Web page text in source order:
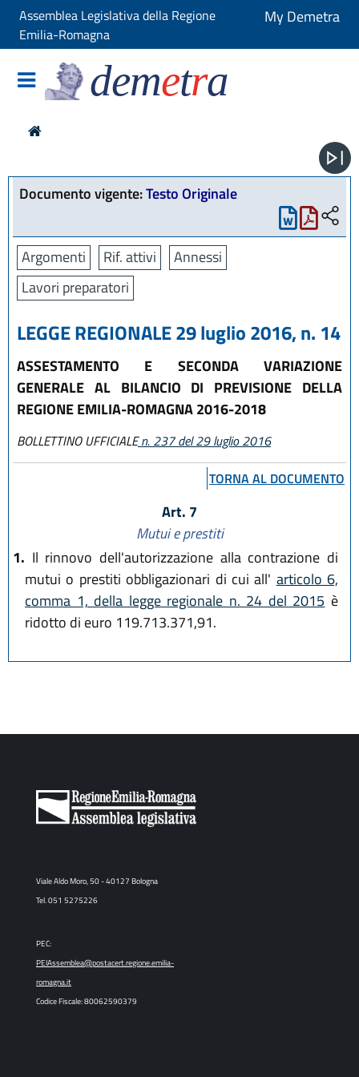
Assemblea Legislativa della Regione
Emilia-Romagna
My Demetra
demetra
Documento vigente:Testo Originale
Argomenti Rif. attivi
Annessi
Lavori preparatori
LEGGE REGIONALE 29 luglio 2016, n. 14
ASSESTAMENTO E SECONDA VARIAZIONE
GENERALE AL BILANCIO DI PREVISIONE DELLA
REGIONE EMILIA-ROMAGNA 2016-2018
BOLLETTINO UFFICIALEn. 237 del 29 luglio 2016
TORNA AL DOCUMENTO
Art. 7
Mutui e prestiti
1. Il rinnovo dell'autorizzazione alla contrazione di
mutui o prestiti obbligazionari di cui all' articolo 6,
comma 1, della legge regionale n. 24 del 2015 è
ridotto di euro 119.713.371,91.
Viale Aldo Moro, 50 - 40127 Bologna
Tel. 051 5275226
PEC:
PEIAssemblea@postacert.regione.emilia-
romagna.it
Codice Fiscale: 80062590379